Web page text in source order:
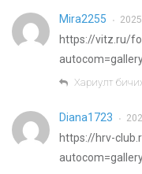
Mira2255 •
https://vitz.ru/
Хариулт
Diana1723 •
https://hrv-